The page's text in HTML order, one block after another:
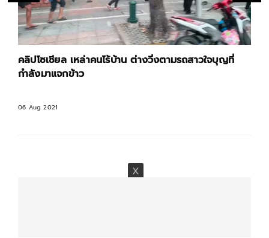
คลิปโซเชียล เหล่าคนไร้บ้าน ต่างวิ่งตามรถสาวใจบุญที่
กำลังมาแจกข้าว
06 Aug 2021